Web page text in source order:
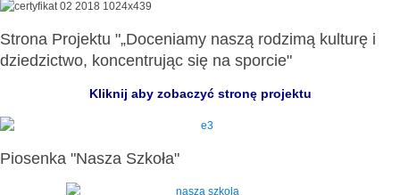
Strona Projektu "„Doceniamy naszą rodzimą kulturę i
dziedzictwo, koncentrując się na sporcie"
Kliknij aby zobaczyć stronę projektu
Piosenka "Nasza Szkoła"